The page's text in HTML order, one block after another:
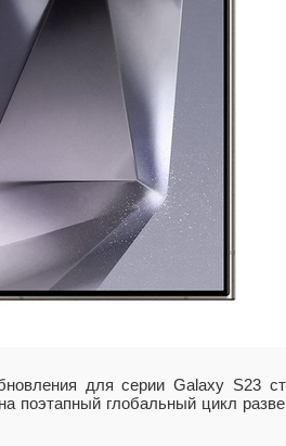
для серии Galaxy S23
поэтапный глобальный цикл